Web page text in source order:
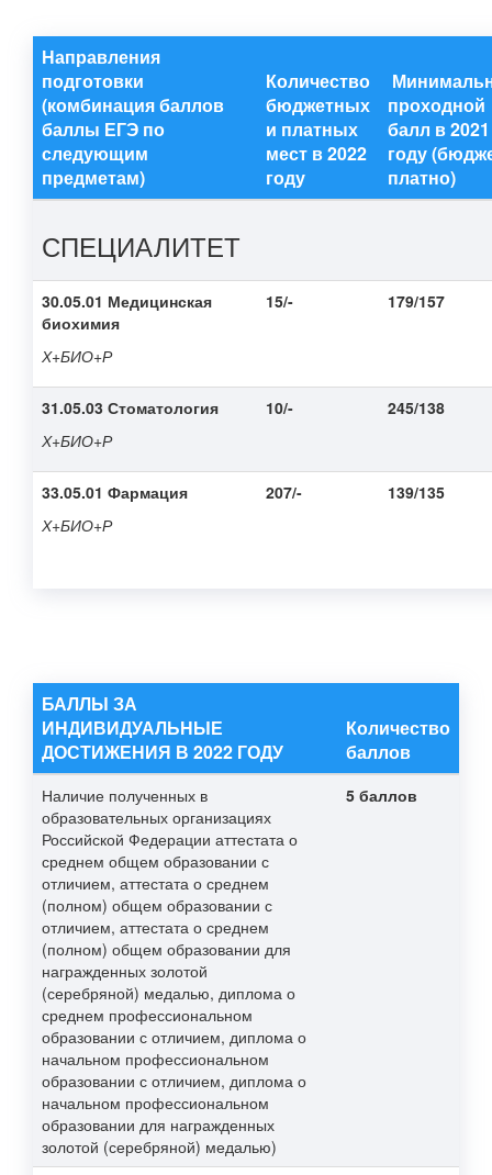
Направления
подготовки
(комбинация баллов
баллы ЕГЭ по
следующим
предметам)
Количество
бюджетных
и платных
мест в 2022
году
проходной
балл в 2021
году
платно)
СПЕЦИАЛИТЕТ
30.05.01 Медицинская
биохимия
Х+БИО+Р
15/- 179/157
31.05.03 Стоматология
Х+БИО+Р
10/- 245/138
33.05.01 Фармация
Х+БИО+Р
207/- 139/135
БАЛЛЫ ЗА
ИНДИВИДУАЛЬНЫЕ
ДОСТИЖЕНИЯ В 2022 ГОДУ
Количество
баллов
Наличие полученных в
образовательных организациях
Российской Федерации аттестата о
среднем общем образовании с
отличием, аттестата о среднем
(полном) общем образовании с
отличием, аттестата о среднем
(полном) общем образовании для
награжденных золотой
(серебряной) медалью, диплома о
среднем профессиональном
образовании с отличием, диплома о
начальном профессиональном
образовании с отличием, диплома о
начальном профессиональном
образовании для награжденных
золотой (серебряной) медалью)
5 баллов